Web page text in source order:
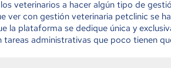
veterinarios a hacer algún tipo de
ver con gestión veterinaria petclinic se
la plataforma se dedique única y
administrativas que poco tienen